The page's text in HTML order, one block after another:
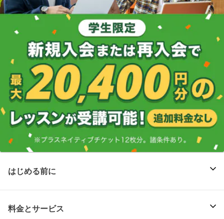
はじめる前に
料金とサービス